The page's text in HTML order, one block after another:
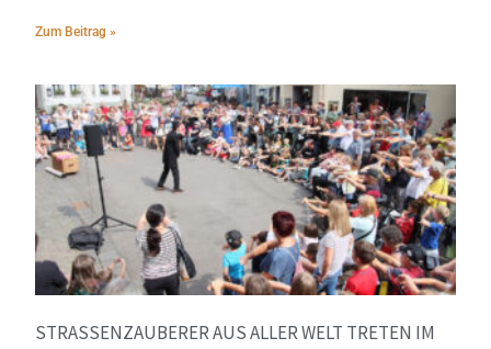
Zum Beitrag »
STRASSENZAUBERER AUS ALLER WELT TRETEN IM A